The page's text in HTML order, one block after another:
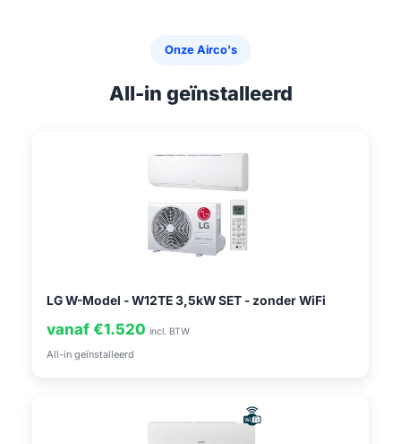
Onze Airco's
All-in geïnstalleerd
LG W-Model - W12TE 3,5kW SET - zonder WiFi
vanaf €1.520 incl. BTW
All-in geïnstalleerd